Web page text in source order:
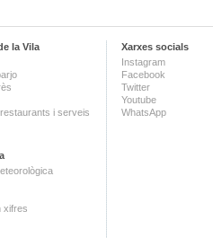
la Vila
i serveis
xifres
Xarxes socials
Instagram
Facebook
Twitter
Youtube
WhatsApp